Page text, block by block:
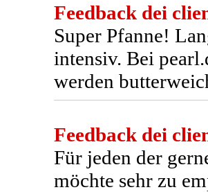
Feedback dei
Super Pfanne!
intensiv. Bei
werden
Feedback dei
Für jeden der
möchte sehr zu